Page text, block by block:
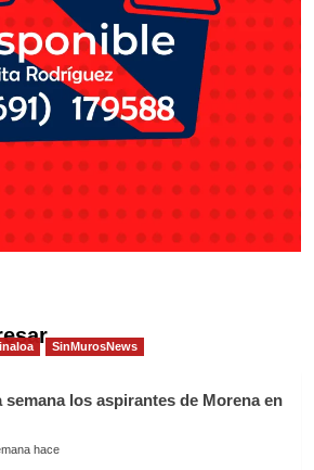
SinMurosNews
los aspirantes de Morena en
hace